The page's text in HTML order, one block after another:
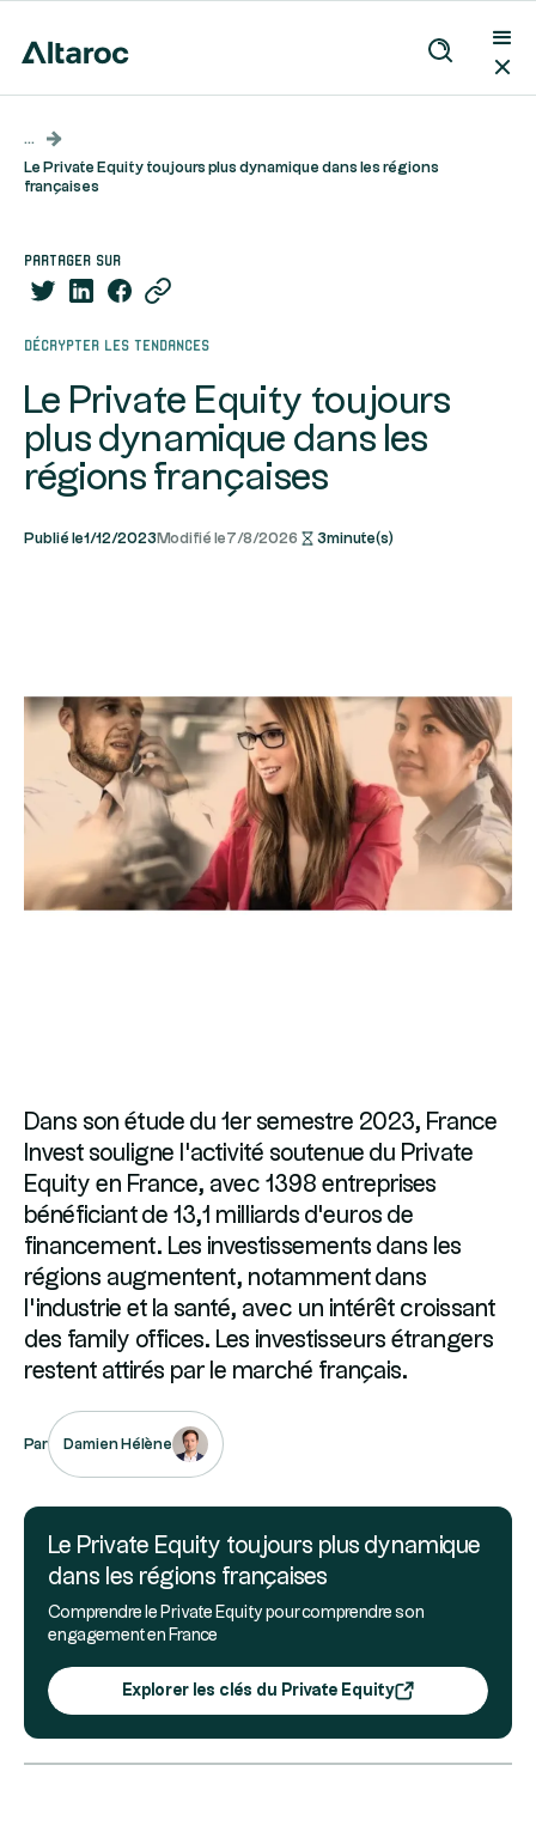
...
Le Private Equity toujours plus dynamique dans les régions
françaises
partager sur
Décrypter les tendances
Le Private Equity toujours
plus dynamique dans les
régions françaises
Publié le1/12/2023 Modifié le7/8/2026 3minute(s)
Dans son étude du 1er semestre 2023, France
Invest souligne l'activité soutenue du Private
Equity en France, avec 1398 entreprises
bénéficiant de 13,1 milliards d'euros de
financement. Les investissements dans les
régions augmentent, notamment dans
l'industrie et la santé, avec un intérêt croissant
des family offices. Les investisseurs étrangers
restent attirés par le marché français.
Par Damien Hélène
Le Private Equity toujours plus dynamique
dans les régions françaises
Comprendre le Private Equity pour comprendre son
engagement en France
Explorer les clés du Private Equity